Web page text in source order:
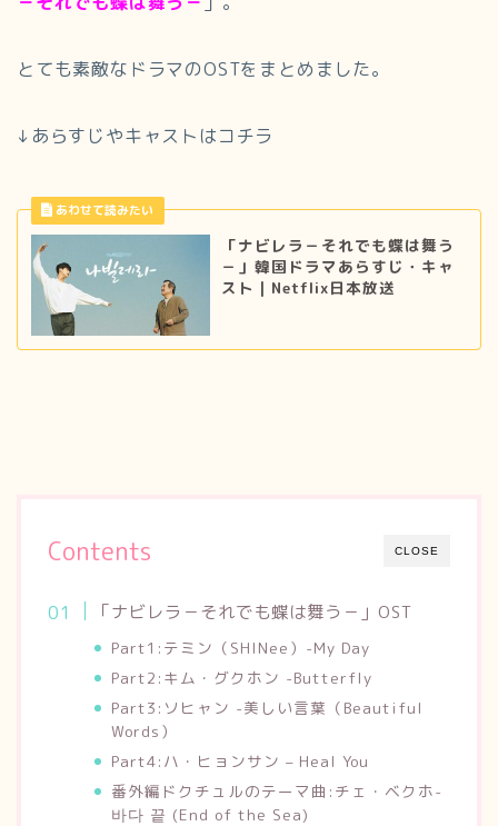
とても素敵なドラマのOSTをまとめました。
↓あらすじやキャストはコチラ
「ナビレラ－それでも蝶は舞う
－」韓国ドラマあらすじ・キャ
スト｜Netflix日本放送
CLOSE
Contents
「ナビレラ－それでも蝶は舞う－」OST
Part1:テミン（SHINee）-My Day
Part2:キム・グクホン -Butterfly
Part3:ソヒャン -美しい言葉（Beautiful
Words）
Part4:ハ・ヒョンサン – Heal You
番外編ドクチュルのテーマ曲:チェ・ベクホ-
바다 끝 (End of the Sea)